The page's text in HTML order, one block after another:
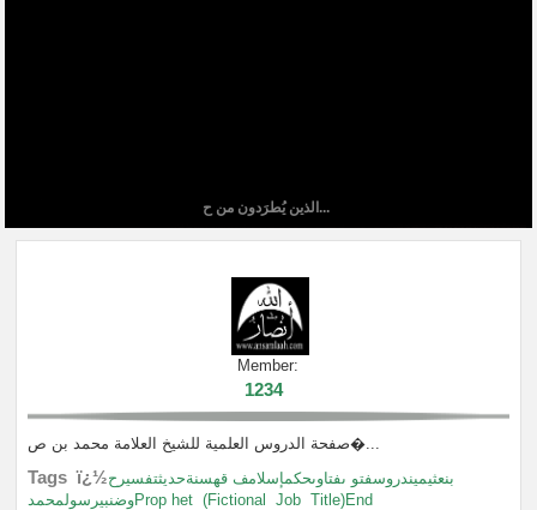
الذين يُطرَدون من ح...
Member:
1234
صفحة الدروس العلمية للشيخ العلامة محمد بن ص�...
Tags ï¿½بنعثيميندروسفتو ىفتاوىحكمإسلامف قهسنةحديثتفسيرح
وضنبيرسولمحمدProp het (Fictional Job Title)End